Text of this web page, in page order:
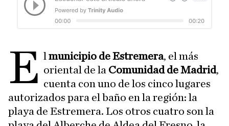
E lmunicipio de Estremera, el más
oriental de la Comunidad de Madrid,
cuenta con uno de los cinco lugares
autorizados para el baño en la región: la
playa de Estremera. Los otros cuatro son la